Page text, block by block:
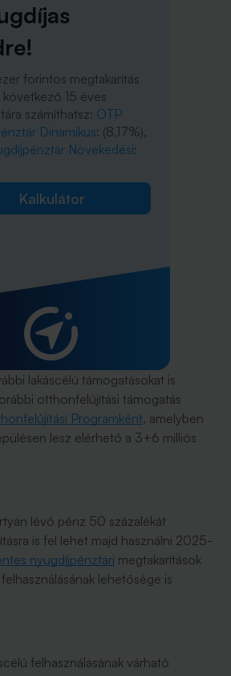
forintos megtakarítás
15 éves
számíthatsz: OTP
Dinamikus: (8,17%),
Növekedési:
Kalkulátor
lakáscélú támogatásokat is
otthonfelújítási támogatás
Programként, amelyben
lesz elérhető a 3+6 milliós
lévő pénz 50 százalékát
is fel lehet majd használni 2025-
nyugdíjpénztári megtakarítások
lehetősége is
felhasználásának várható